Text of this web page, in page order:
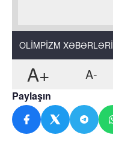
OLIMPIZM XƏBƏRLƏRI
A+ A-
Paylaşın